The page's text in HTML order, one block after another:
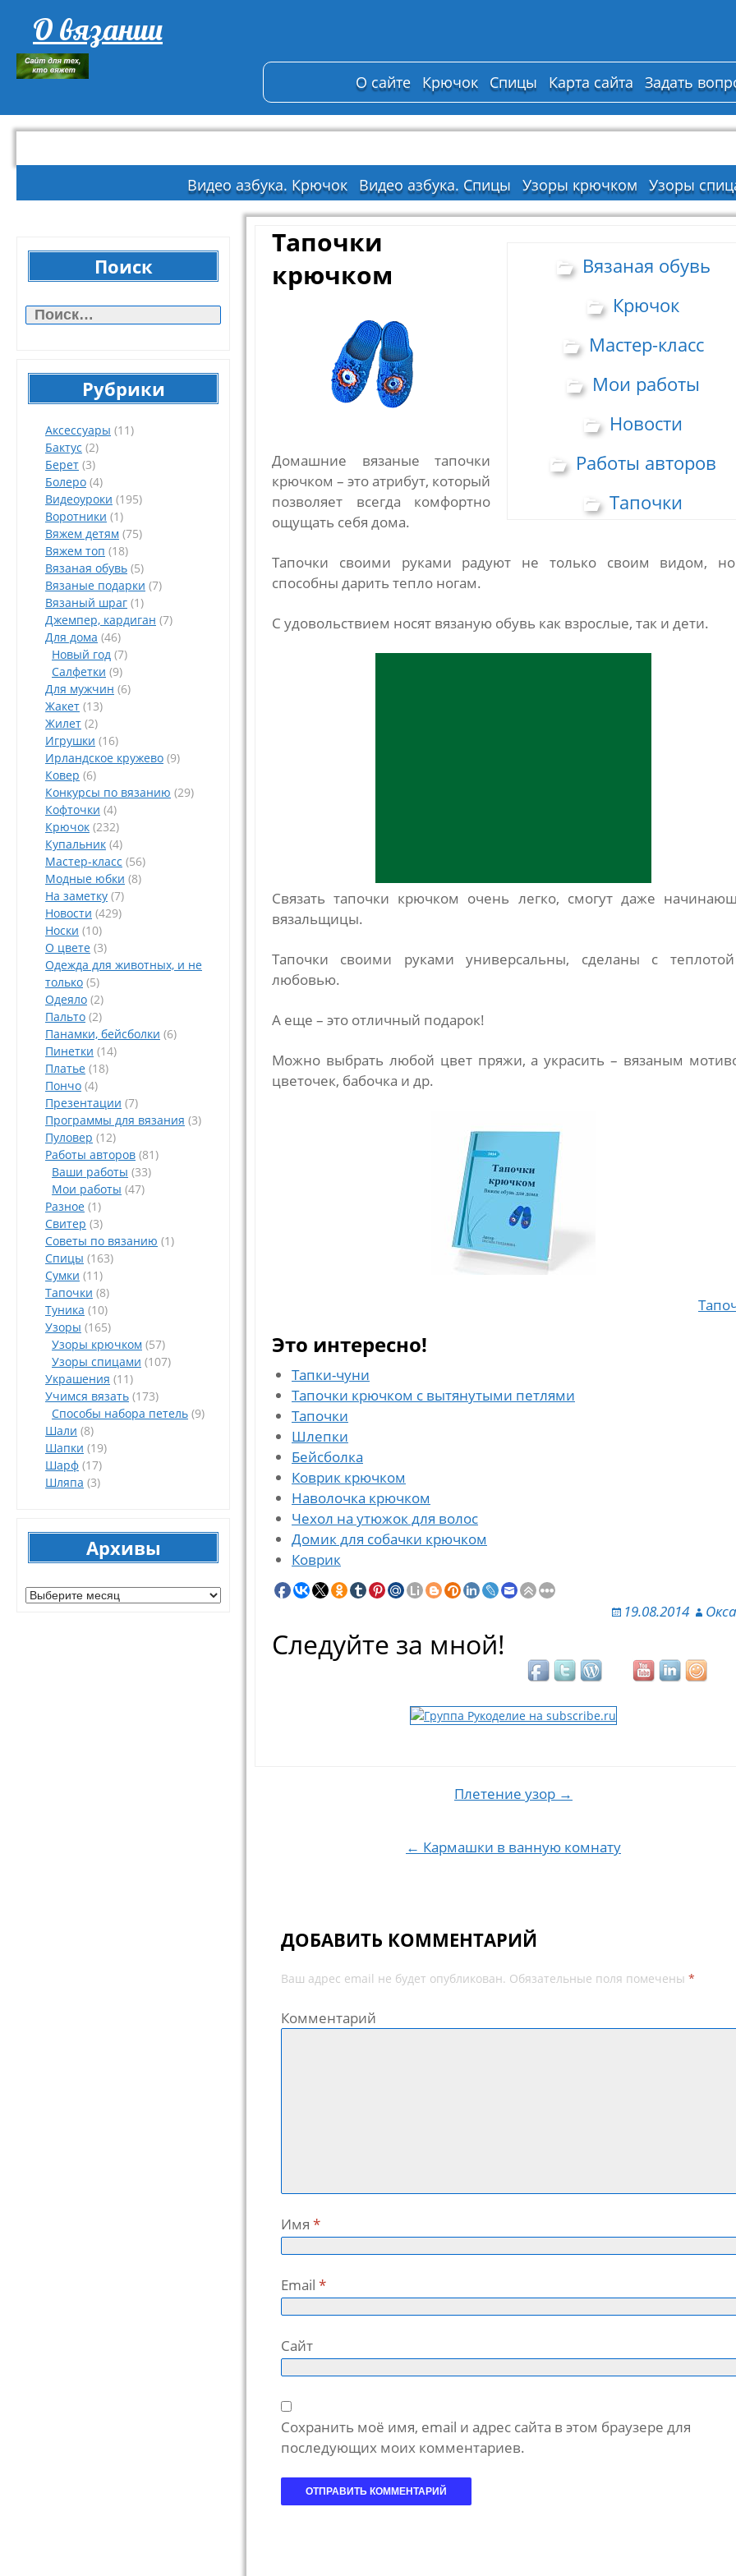
О вязании
О сайте Крючок Спицы Карта сайта Задать
Видео азбука. Крючок Видео азбука. Спицы Узоры крючком Узоры
Поиск
Рубрики
Аксессуары (11)
Бактус (2)
Берет (3)
Болеро (4)
Видеоуроки (195)
Воротники (1)
Вяжем детям (75)
Вяжем топ (18)
Вязаная обувь (5)
Вязаные подарки (7)
Вязаный шраг (1)
Джемпер, кардиган (7)
Для дома (46)
Новый год (7)
Салфетки (9)
Для мужчин (6)
Жакет (13)
Жилет (2)
Игрушки (16)
Ирландское кружево (9)
Ковер (6)
Конкурсы по вязанию (29)
Кофточки (4)
Крючок (232)
Купальник (4)
Мастер-класс (56)
Модные юбки (8)
На заметку (7)
Новости (429)
Носки (10)
О цвете (3)
Одежда для животных, и не
только (5)
Одеяло (2)
Пальто (2)
Панамки, бейсболки (6)
Пинетки (14)
Платье (18)
Пончо (4)
Презентации (7)
Программы для вязания (3)
Пуловер (12)
Работы авторов (81)
Ваши работы (33)
Мои работы (47)
Разное (1)
Свитер (3)
Советы по вязанию (1)
Спицы (163)
Сумки (11)
Тапочки (8)
Туника (10)
Узоры (165)
Узоры крючком (57)
Узоры спицами (107)
Украшения (11)
Учимся вязать (173)
Способы набора петель (9)
Шали (8)
Шапки (19)
Шарф (17)
Шляпа (3)
Архивы
Вязаная обувь
Крючок
Мастер-класс
Мои работы
Новости
Работы авторов
Тапочки
Тапочки
крючком
Домашние вязаные тапочки
крючком – это атрибут, который
позволяет всегда комфортно
ощущать себя дома.
Тапочки своими руками радуют не только своим видом,
способны дарить тепло ногам.
С удовольствием носят вязаную обувь как взрослые, так и дети.
Связать тапочки крючком очень легко, смогут даже
вязальщицы.
Тапочки своими руками универсальны, сделаны с
любовью.
А еще – это отличный подарок!
Можно выбрать любой цвет пряжи, а украсить – вязаным
цветочек, бабочка и др.
Это интересно!
Тапки-чуни
Тапочки крючком с вытянутыми петлями
Тапочки
Шлепки
Бейсболка
Коврик крючком
Наволочка крючком
Чехол на утюжок для волос
Домик для собачки крючком
Коврик
19.08.2014
Следуйте за мной!
Навигация по записям
Плетение узор →
← Кармашки в ванную комнату
ДОБАВИТЬ КОММЕНТАРИЙ
Ваш адрес email не будет опубликован. Обязательные поля помечены *
Комментарий
Имя *
Email *
Сайт
Сохранить моё имя, email и адрес сайта в этом браузере для
последующих моих комментариев.